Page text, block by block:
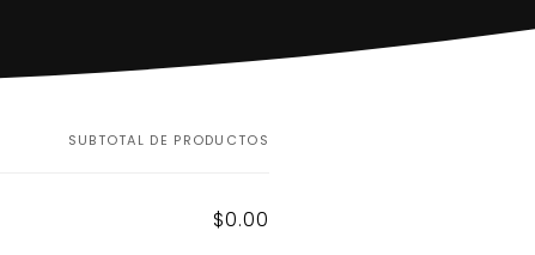
SUBTOTAL DE PRODUCTOS
$0.00